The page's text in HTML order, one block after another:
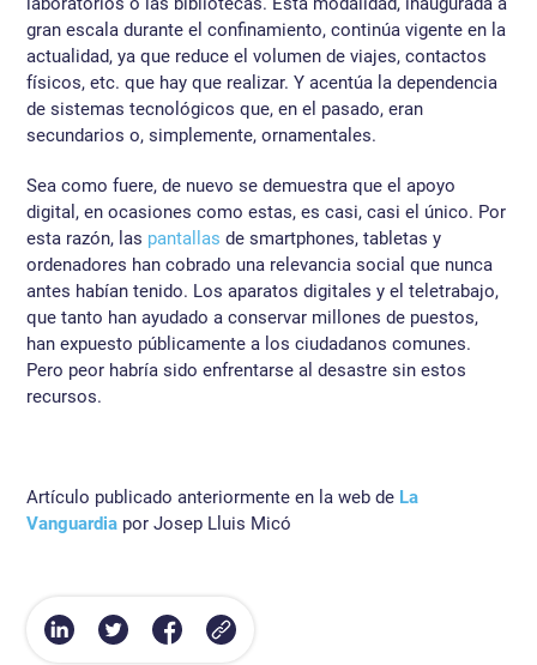
gran escala durante el confinamiento, continúa vigente en la
actualidad, ya que reduce el volumen de viajes, contactos
físicos, etc. que hay que realizar. Y acentúa la dependencia
de sistemas tecnológicos que, en el pasado, eran
secundarios o, simplemente, ornamentales.
Sea como fuere, de nuevo se demuestra que el apoyo
digital, en ocasiones como estas, es casi, casi el único. Por
esta razón, las pantallasde smartphones, tabletas y
ordenadores han cobrado una relevancia social que nunca
antes habían tenido. Los aparatos digitales y el teletrabajo,
que tanto han ayudado a conservar millones de puestos,
han expuesto públicamente a los ciudadanos comunes.
Pero peor habría sido enfrentarse al desastre sin estos
recursos.
Artículo publicado anteriormente en la web de La
Vanguardia por Josep Lluis Micó